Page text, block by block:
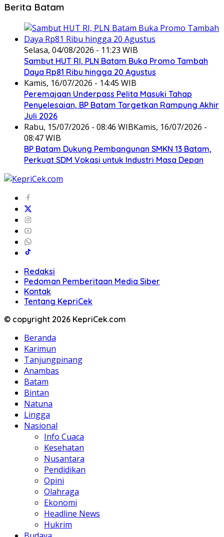
Berita Batam
Selasa, 04/08/2026 - 11:23 WIB
Sambut HUT RI, PLN Batam Buka Promo Tambah
Daya Rp81 Ribu hingga 20 Agustus
Kamis, 16/07/2026 - 14:45 WIB
Peremajaan Underpass Pelita Masuki Tahap
Penyelesaian, BP Batam Targetkan Rampung Akhir
Juli 2026
Rabu, 15/07/2026 - 08:46 WIBKamis, 16/07/2026 -
08:47 WIB
BP Batam Dukung Pembangunan SMKN 13 Batam,
Perkuat SDM Vokasi untuk Industri Masa Depan
Redaksi
Pedoman Pemberitaan Media Siber
Kontak
Tentang KepriCek
© copyright 2026 KepriCek.com
Beranda
Karimun
Tanjungpinang
Anambas
Batam
Bintan
Natuna
Lingga
Nasional
Info Cuaca
Kesehatan
Nusantara
Pendidikan
Opini
Olahraga
Ekonomi
Headline News
Hukrim